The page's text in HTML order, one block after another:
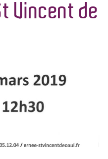
Vincent de